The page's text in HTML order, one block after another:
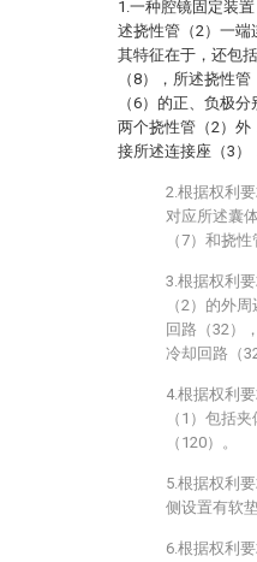
1.一种腔镜固定装
述挠性管（2）一端
其特征在于，还包
（8），所述挠性
（6）的正、负极
两个挠性管（2）外
接所述连接座（3）
2.根据权利
对应所述囊
（7）和挠
3.根据权利
（2）的外
回路（32）
冷却回路（
4.根据权利
（1）包括
（120）。
5.根据权利
侧设置有软
6.根据权利